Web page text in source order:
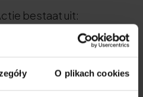
O plikach cookies
bestaat uit:
het product Sleep With
ontvangt de
mg in